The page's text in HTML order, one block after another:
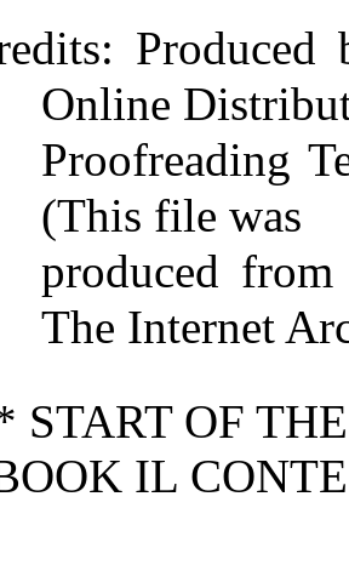
: Produced
Online
Proofreading
(This file was
produced
The Internet
START OF
IL